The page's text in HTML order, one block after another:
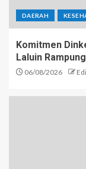
DAERAH
Komitmen
Laluin
06/08/2026